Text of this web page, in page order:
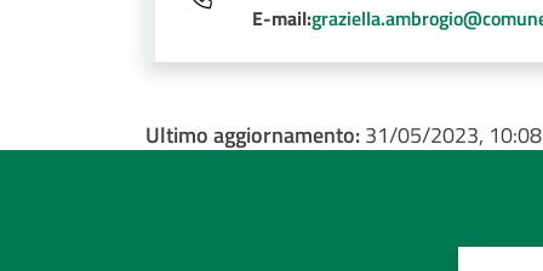
E-mail:
Ultimo aggiornamento:31/05/2023, 10:08